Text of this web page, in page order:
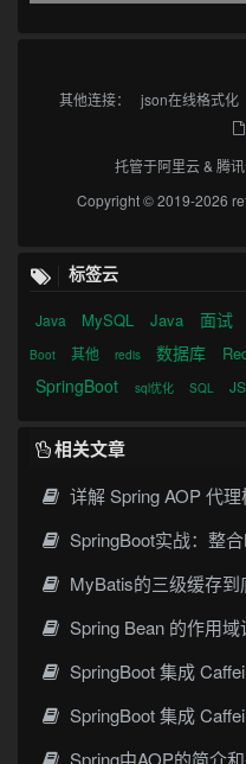
其他连接： json在线格式化
托管于阿里云& 腾
Copyright © 2019-2026
标签云
Java MySQL Java 面试
Boot
其他 redis 数据库
SpringBoot sql优化 SQL JS
相关文章
详解 Spring AOP 代理
SpringBoot实战：整
MyBatis的三级缓存到底是什么
Spring Bean 的作用域
SpringBoot 集成
SpringBoot 集成
Spring中AOP的简介